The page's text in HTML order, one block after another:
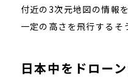
付近の3次元地図の情報
一定の高さを飛行するそ
日本中をドロー